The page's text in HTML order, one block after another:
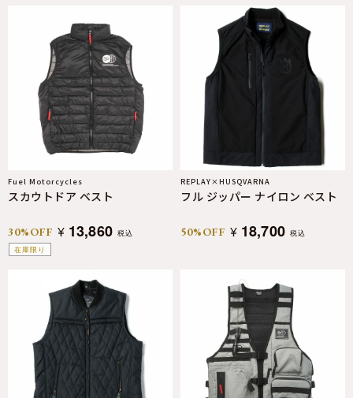
在庫限り
Fuel Motorcycles
スカウトドア ベスト
30%OFF ¥ 13,860 税込
REPLAY×HUSQVARNA
フル ジッパー ナイロン ベスト
50%OFF ¥ 18,700 税込